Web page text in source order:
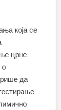
која се
црне
о
да